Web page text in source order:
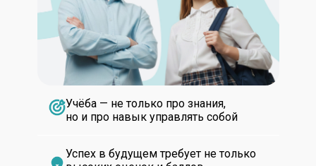
Учёба — не только про знания,
но и про навык управлять собой
Успех в будущем требует не только